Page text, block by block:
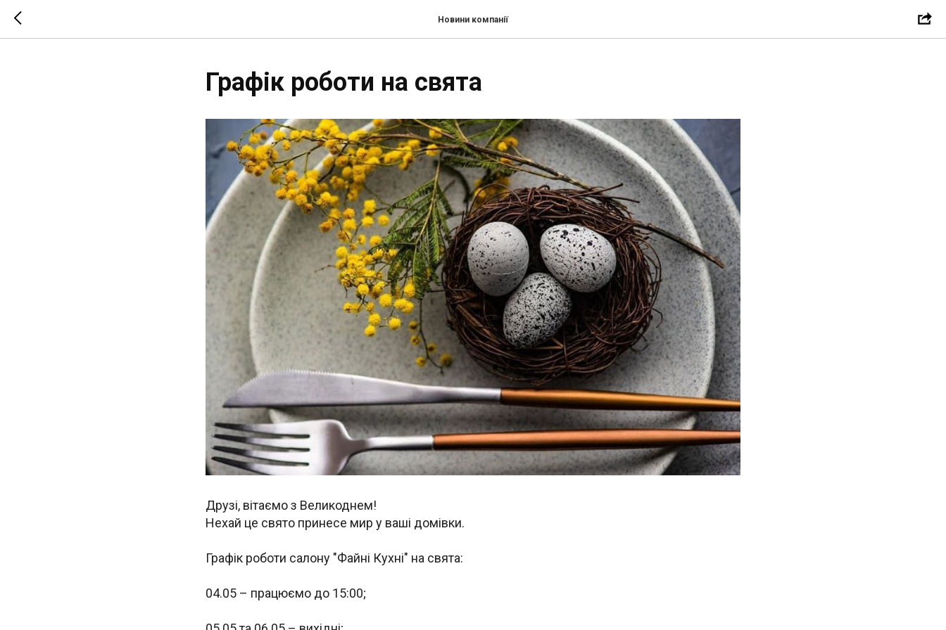
Новини компанії
Графік роботи на свята
Друзі, вітаємо з Великоднем!
Нехай це свято принесе мир у ваші домівки.
Графік роботи салону "Файні Кухні" на свята:
04.05 – працюємо до 15:00;